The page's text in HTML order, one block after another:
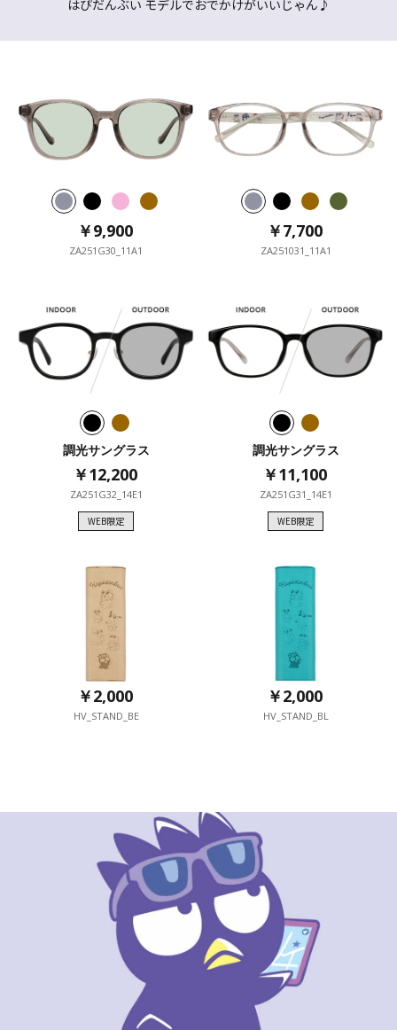
はぴだんぶい モデルでおでかけがいいじゃん♪
￥9,900
ZA251G30_11A1
￥9,900
￥9,900
￥9,900 ￥7,700
ZA251031_11A1
￥7,700
￥7,700
￥7,700
調光サングラス
￥12,200
ZA251G32_14E1
WEB限定
￥12,200
WEB限定
調光サングラス
￥11,100
ZA251G31_14E1
WEB限定
￥11,100
WEB限定
￥2,000
HV_STAND_BE
￥2,000
HV_STAND_BL